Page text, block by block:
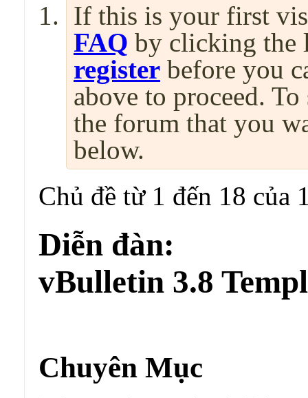
If this is your first
FAQ by clicking the
register before you
above to proceed.
the forum that you
below.
Chủ đề từ 1 đến 18 của
Diễn đàn:
vBulletin 3.8
Chuyên Mục